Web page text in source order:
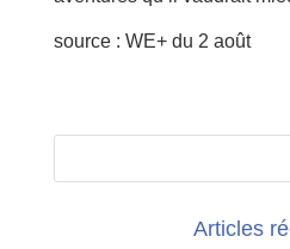
source : WE+ du 2 août
Articles